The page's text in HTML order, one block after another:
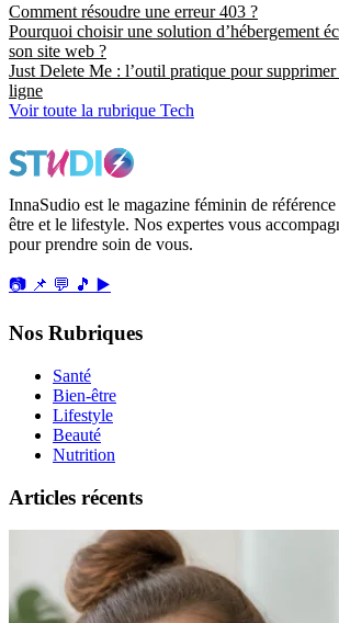
Comment résoudre une erreur 403 ?
Pourquoi choisir une solution d’hébergement
son site web ?
Just Delete Me : l’outil pratique pour supprimer
ligne
Voir toute la rubrique Tech
InnaSudio est le magazine féminin de
être et le lifestyle. Nos expertes vous
pour prendre soin de vous.
📷 📌 💬 🎵 ▶️
Nos Rubriques
Santé
Bien-être
Lifestyle
Beauté
Nutrition
Articles récents